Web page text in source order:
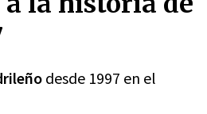
desde 1997 en el